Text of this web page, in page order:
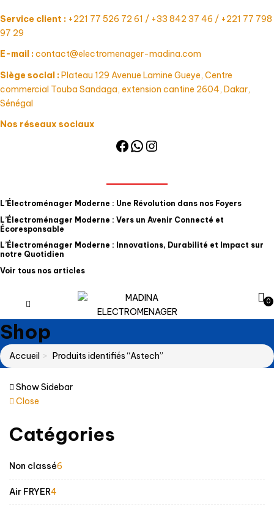
Service client : +221 77 526 72 61 / +33 842 37 46 / +221 77 798
97 29
E-mail :contact@electromenager-madina.com
Siège social :Plateau 129 Avenue Lamine Gueye, Centre
commercial Touba Sandaga, extension cantine 2604, Dakar,
Sénégal
Nos réseaux sociaux
Facebook
WhatsApp
Instagram
L’Électroménager Moderne : Une Révolution dans nos Foyers
L’Électroménager Moderne : Vers un Avenir Connecté et
Écoresponsable
L’Électroménager Moderne : Innovations, Durabilité et Impact sur
notre Quotidien
Voir tous nos articles
0
Shop
Accueil Produits identifiés “Astech”
Show Sidebar
Close
Catégories
Non classé6
produits
Air FRYER4
produits